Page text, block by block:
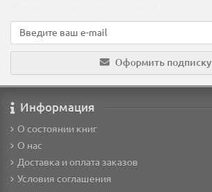
Оформить подписку
Информация
О состоянии книг
О нас
Доставка и оплата заказов
Условия соглашения